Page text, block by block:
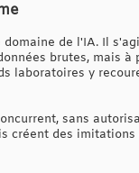
de l'IA. Il
brutes, mais
laboratoires y
sans
des